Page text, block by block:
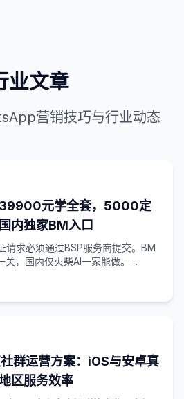
业文章
营销技巧与行业动态
元学全套，5000定
内独家BM入口
请求必须通过BSP服务商提交。BM
，国内仅火柴AI一家能做。
金，...
群运营方案：iOS与安卓真
区服务效率